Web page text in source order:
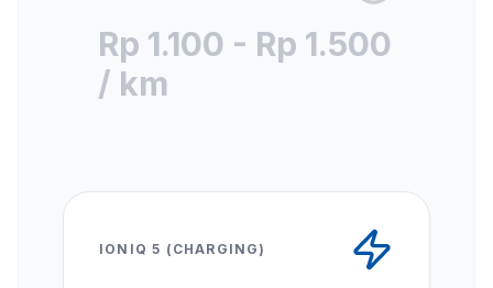
Rp 1.100 - Rp 1.500
/ km
IONIQ 5 (CHARGING)